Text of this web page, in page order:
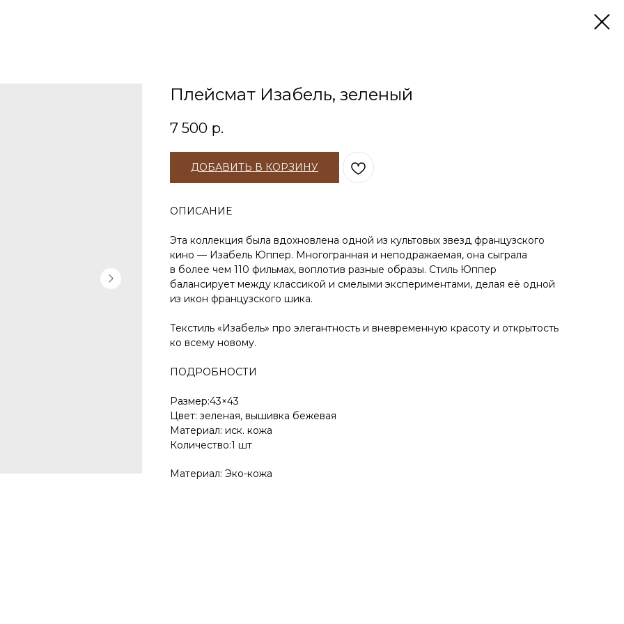
Плейсмат Изабель, зеленый
7 500 р.
ДОБАВИТЬ В КОРЗИНУ
ОПИСАНИЕ
Эта коллекция была вдохновлена одной из культовых звезд французского
кино — Изабель Юппер. Многогранная и неподражаемая, она сыграла
в более чем 110 фильмах, воплотив разные образы. Стиль Юппер
балансирует между классикой и смелыми экспериментами, делая её одной
из икон французского шика.
Текстиль «Изабель» про элегантность и вневременную красоту и открытость
ко всему новому.
ПОДРОБНОСТИ
Размер:43×43
Цвет: зеленая, вышивка бежевая
Материал: иск. кожа
Количество:1 шт
Материал: Эко-кожа